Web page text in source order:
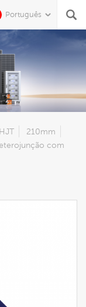
Português
210mm
com